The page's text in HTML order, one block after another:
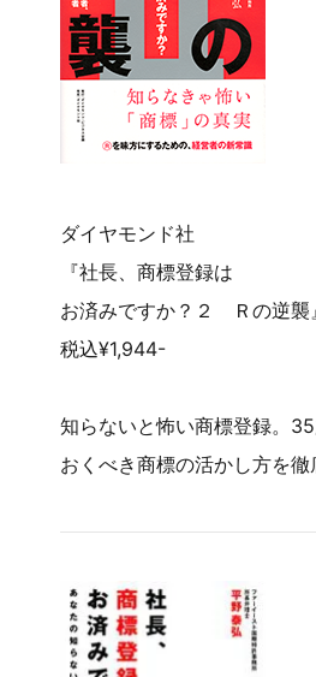
ダイヤモンド社
『社長、商標登録は
お済みですか？２ Ｒの逆襲
税込¥1,944-
知らないと怖い商標登録。
おくべき商標の活かし方を徹